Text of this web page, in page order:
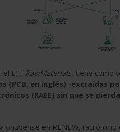
el EIT RawMaterials, tiene como
(PCB, en inglés) -extraídas
(RAEE) sin que se
onubense en RENEW, (acrónimo